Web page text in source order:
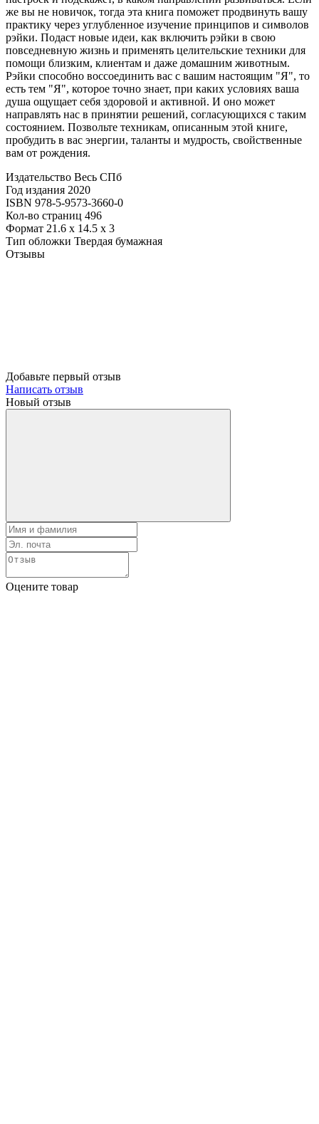
же вы не новичок, тогда эта книга поможет продвинуть вашу
практику через углубленное изучение принципов и символов
рэйки. Подаст новые идеи, как включить рэйки в свою
повседневную жизнь и применять целительские техники для
помощи близким, клиентам и даже домашним животным.
Рэйки способно воссоединить вас с вашим настоящим "Я", то
есть тем "Я", которое точно знает, при каких условиях ваша
душа ощущает себя здоровой и активной. И оно может
направлять нас в принятии решений, согласующихся с таким
состоянием. Позвольте техникам, описанным этой книге,
пробудить в вас энергии, таланты и мудрость, свойственные
вам от рождения.
Издательство Весь СПб
Год издания 2020
ISBN 978-5-9573-3660-0
Кол-во страниц 496
Формат 21.6 x 14.5 x 3
Тип обложки Твердая бумажная
Отзывы
Добавьте первый отзыв
Написать отзыв
Новый отзыв
Оцените товар